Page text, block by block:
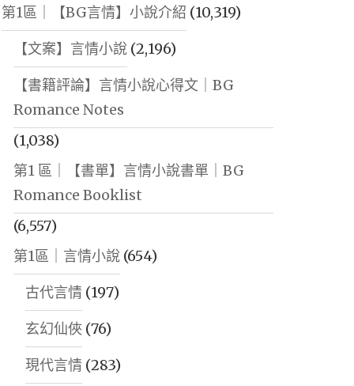
第1區｜【BG言情】小說介紹 (10,319)
【文案】言情小說(2,196)
【書籍評論】言情小說心得文｜BG
Romance Notes
(1,038)
第1 區｜【書單】言情小說書單｜BG
Romance Booklist
(6,557)
第1區｜言情小說(654)
古代言情(197)
玄幻仙俠 (76)
現代言情(283)